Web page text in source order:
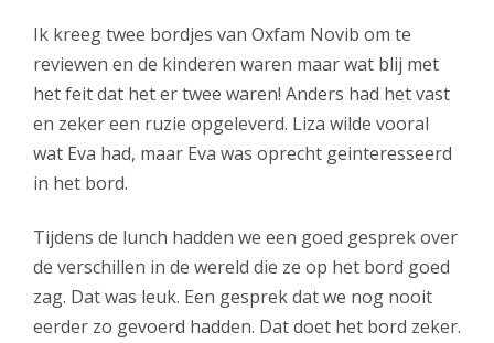
Ik kreeg twee bordjes van Oxfam Novib om te
reviewen en de kinderen waren maar wat blij met
het feit dat het er twee waren! Anders had het vast
en zeker een ruzie opgeleverd. Liza wilde vooral
wat Eva had, maar Eva was oprecht geinteresseerd
in het bord.
Tijdens de lunch hadden we een goed gesprek over
de verschillen in de wereld die ze op het bord goed
zag. Dat was leuk. Een gesprek dat we nog nooit
eerder zo gevoerd hadden. Dat doet het bord zeker.